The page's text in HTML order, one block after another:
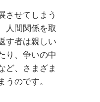
させてしまう
人間関係を取
す者は親しい
り、争いの中
ど、さまざま
のです。